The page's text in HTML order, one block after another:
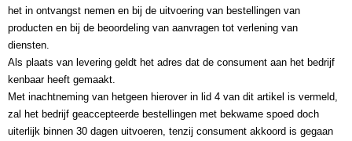
het in ontvangst nemen en bij de uitvoering van bestellingen van
producten en bij de beoordeling van aanvragen tot verlening van
diensten.
Als plaats van levering geldt het adres dat de consument aan het bedrijf
kenbaar heeft gemaakt.
Met inachtneming van hetgeen hierover in lid 4 van dit artikel is vermeld,
zal het bedrijf geaccepteerde bestellingen met bekwame spoed doch
uiterlijk binnen 30 dagen uitvoeren, tenzij consument akkoord is gegaan